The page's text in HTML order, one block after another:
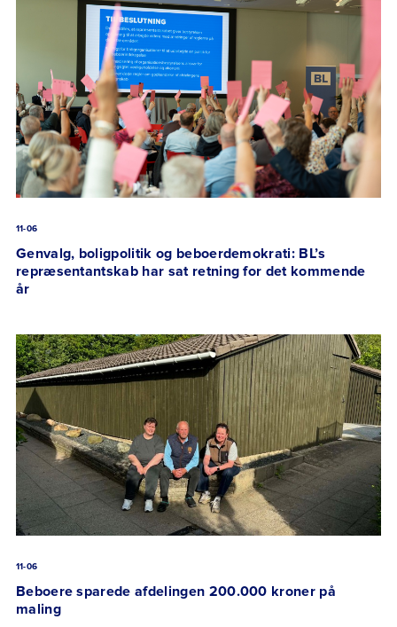
11-06
Genvalg, boligpolitik og beboerdemokrati: BL’s
repræsentantskab har sat retning for det kommende
år
11-06
Beboere sparede afdelingen 200.000 kroner på
maling